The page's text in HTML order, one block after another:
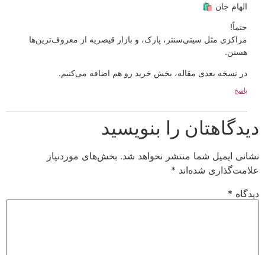
الهام جان 🛍
حتماً!
مراکزی مثل سیتی‌سنتر، پارک، و بازار قیصریه از معروف‌ترین‌ها
هستن.
در نسخه بعدی مقاله، بخش خرید رو هم اضافه می‌کنیم.
پاسخ
دیدگاهتان را بنویسید
نشانی ایمیل شما منتشر نخواهد شد. بخش‌های موردنیاز
علامت‌گذاری شده‌اند *
دیدگاه *